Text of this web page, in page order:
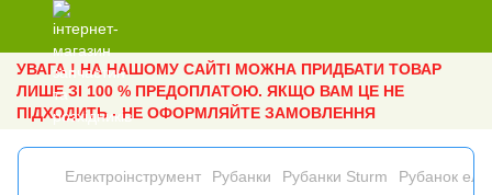
УВАГА ! НА НАШОМУ САЙТІ МОЖНА ПРИДБАТИ ТОВАР
ЛИШЕ ЗІ 100 % ПРЕДОПЛАТОЮ. ЯКЩО ВАМ ЦЕ НЕ
ПІДХОДИТЬ - НЕ ОФОРМЛЯЙТЕ ЗАМОВЛЕННЯ
Електроінструмент Рубанки Рубанки Sturm Рубанок